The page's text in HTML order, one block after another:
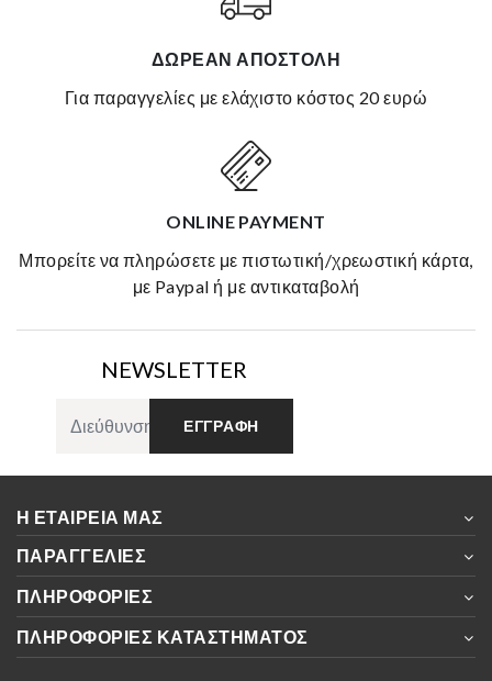
ΔΩΡΕΆΝ ΑΠΟΣΤΟΛΉ
για παραγγελίες με ελάχιστο κόστος 20 ευρώ
ONLINE PAYMENT
μπορείτε να πληρώσετε με πιστωτική/χρεωστική κάρτα,
με Paypal ή με αντικαταβολή
NEWSLETTER
ΕΓΓΡΑΦΉ
Η ΕΤΑΙΡΕΊΑ ΜΑΣ
ΠΑΡΑΓΓΕΛΊΕΣ
ΠΛΗΡΟΦΟΡΊΕΣ
ΠΛΗΡΟΦΟΡΊΕΣ ΚΑΤΑΣΤΉΜΑΤΟΣ